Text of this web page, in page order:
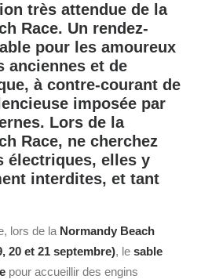
très attendue de la
Race. Un rendez-
pour les amoureux
anciennes et de
à contre-courant de
imposée par
Lors de la
Race, ne cherchez
électriques, elles y
interdites, et tant
lors de la Normandy Beach
20 et 21 septembre), le sable
pour accueillir des engins